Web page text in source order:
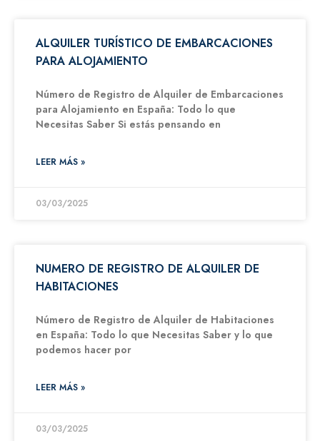
ALQUILER TURÍSTICO DE EMBARCACIONES
PARA ALOJAMIENTO
Número de Registro de Alquiler de Embarcaciones
para Alojamiento en España: Todo lo que
Necesitas Saber Si estás pensando en
LEER MÁS »
03/03/2025
NUMERO DE REGISTRO DE ALQUILER DE
HABITACIONES
Número de Registro de Alquiler de Habitaciones
en España: Todo lo que Necesitas Saber y lo que
podemos hacer por
LEER MÁS »
03/03/2025